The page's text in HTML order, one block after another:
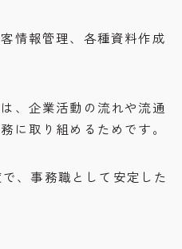
情報管理、各種資料作成
、企業活動の流れや流通
に取り組めるためです。
、事務職として安定した